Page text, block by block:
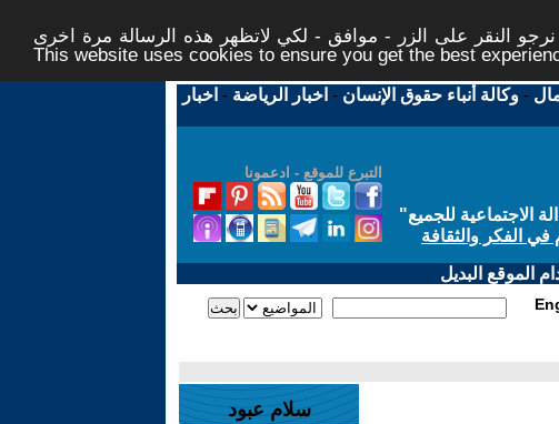
النقر على الزر - موافق - لكي لاتظهر هذه الرسالة مرة اخرى -
This website uses cookies to ensure you get the best
-وكالة أنباء حقوق الإنسان - اخبار الرياضة - اخبار
التبرع للموقع - ادعمونا
الاجتماعية للجميع"
في الفكر والثقافة
الموقع البديل
سلام عبود